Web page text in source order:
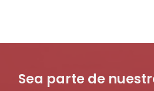
Sea parte de